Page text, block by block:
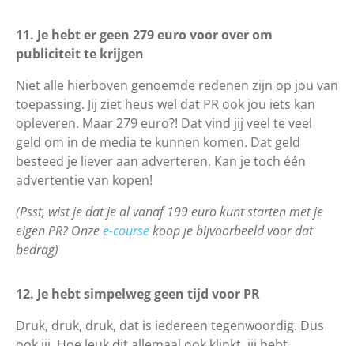
11. Je hebt er geen 279 euro voor over om
publiciteit te krijgen
Niet alle hierboven genoemde redenen zijn op jou van
toepassing. Jij ziet heus wel dat PR ook jou iets kan
opleveren. Maar 279 euro?! Dat vind jij veel te veel
geld om in de media te kunnen komen. Dat geld
besteed je liever aan adverteren. Kan je toch één
advertentie van kopen!
(Psst, wist je dat je al vanaf 199 euro kunt starten met je
eigen PR? Onzee-coursekoop je bijvoorbeeld voor dat
bedrag)
12. Je hebt simpelweg geen tijd voor PR
Druk, druk, druk, dat is iedereen tegenwoordig. Dus